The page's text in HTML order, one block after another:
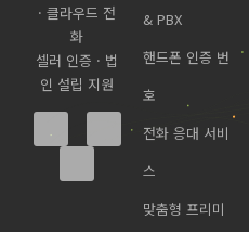
· 클라우드 전
화
셀러 인증 · 법
인 설립 지원
& PBX
핸드폰 인증 번
호
전화 응대 서비
스
맞춤형 프리미